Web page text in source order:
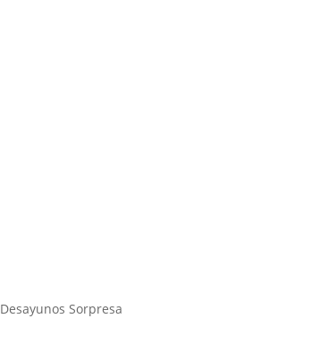
Desayunos Sorpresa